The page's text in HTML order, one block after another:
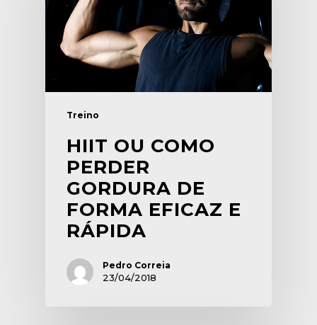
Treino
HIIT OU COMO
PERDER
GORDURA DE
FORMA EFICAZ E
RÁPIDA
Pedro Correia
23/04/2018